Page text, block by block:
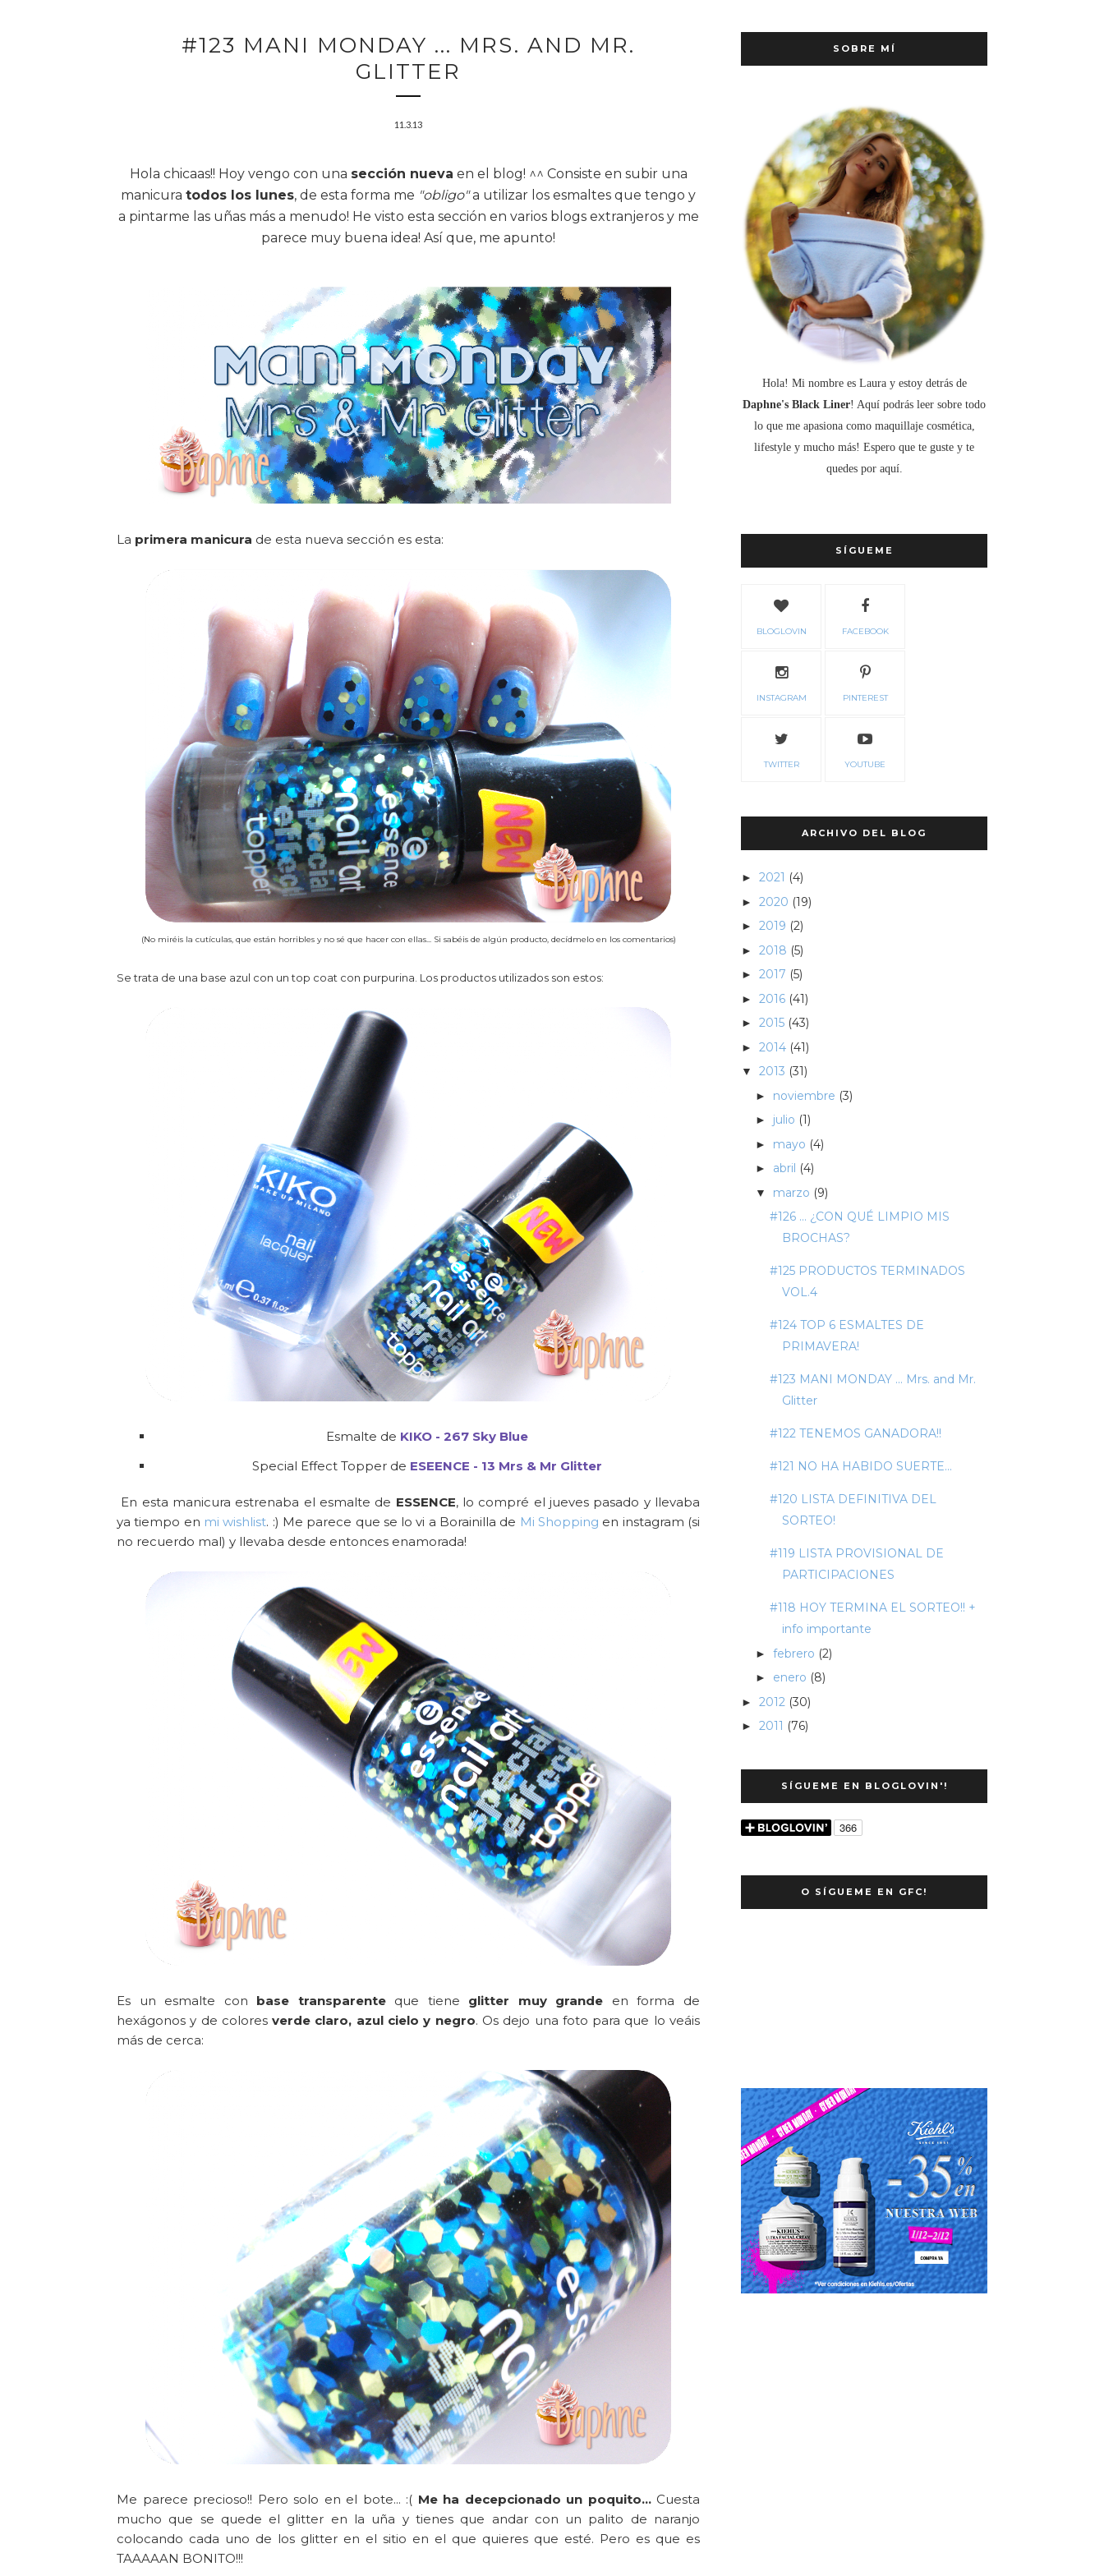
#123 MANI MONDAY ... MRS. AND MR.
GLITTER
11.3.13
Hola chicaas!! Hoy vengo con una sección nueva en el blog! ^^ Consiste en subir una
manicura todos los lunes, de esta forma me "obligo"a utilizar los esmaltes que tengo y
a pintarme las uñas más a menudo! He visto esta sección en varios blogs extranjeros y me
parece muy buena idea! Así que, me apunto!
La primera manicura de esta nueva sección es esta:
(No miréis la cutículas, que están horribles y no sé que hacer con ellas... Si sabéis de algún producto, decídmelo en los comentarios)
Se trata de una base azul con un top coat con purpurina . Los productos utilizados son estos:
Esmalte de KIKO - 267 Sky Blue
Special Effect Topper de ESEENCE - 13 Mrs & Mr Glitter
En esta manicura estrenaba el esmalte de ESSENCE, lo compré el jueves pasado y llevaba
ya tiempo en mi wishlist. :) Me parece que se lo vi a Borainilla de Mi Shopping en instagram (si
no recuerdo mal) y llevaba desde entonces enamorada!
Es un esmalte con base transparenteque tiene glitter muy grande en forma de
hexágonos y de coloresverde claro, azul cielo y negro. Os dejo una foto para que lo veáis
más de cerca:
Me parece precioso!! Pero solo en el bote... :( Me ha decepcionado un poquito...Cuesta
mucho que se quede el glitter en la uña y tienes que andar con un palito de naranjo
colocando cada uno de los glitter en el sitio en el que quieres que esté. Pero es que es
TAAAAAN BONITO!!!
SOBRE MÍ
Hola! Mi nombre es Laura y estoy detrás de
Daphne's Black Liner! Aquí podrás leer sobre todo
lo que me apasiona como maquillaje cosmética,
lifestyle y mucho más! Espero que te guste y te
quedes por aquí.
SÍGUEME
BLOGLOVIN FACEBOOK
INSTAGRAM PINTEREST
TWITTER YOUTUBE
ARCHIVO DEL BLOG
► 2021 (4)
► 2020 (19)
► 2019 (2)
► 2018 (5)
► 2017 (5)
► 2016 (41)
► 2015 (43)
► 2014 (41)
▼ 2013 (31)
► noviembre (3)
► julio (1)
► mayo (4)
► abril (4)
▼ marzo (9)
#126 ... ¿CON QUÉ LIMPIO MIS
BROCHAS?
#125 PRODUCTOS TERMINADOS
VOL.4
#124 TOP 6 ESMALTES DE
PRIMAVERA!
#123 MANI MONDAY ... Mrs. and Mr.
Glitter
#122 TENEMOS GANADORA!!
#121 NO HA HABIDO SUERTE...
#120 LISTA DEFINITIVA DEL
SORTEO!
#119 LISTA PROVISIONAL DE
PARTICIPACIONES
#118 HOY TERMINA EL SORTEO!! +
info importante
► febrero (2)
► enero (8)
► 2012 (30)
► 2011 (76)
SÍGUEME EN BLOGLOVIN'!
O SÍGUEME EN GFC!